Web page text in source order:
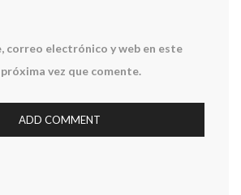
correo electrónico y web en este
vez que comente.